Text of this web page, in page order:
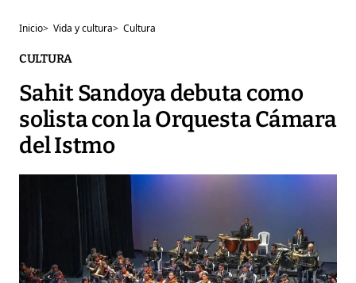
Inicio> Vida y cultura> Cultura
CULTURA
Sahit Sandoya debuta como
solista con la Orquesta Cámara
del Istmo